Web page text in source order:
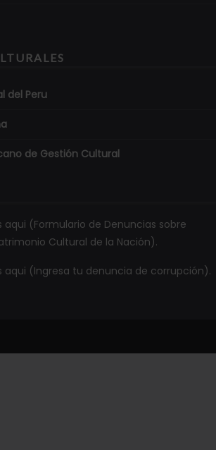
del Peru
de Gestión Cultural
aqui (Formulario de Denuncias sobre
Cultural de la Nación).
aqui (Ingresa tu denuncia de corrupción).